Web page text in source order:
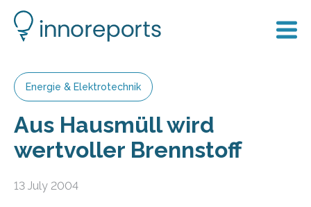
Energie & Elektrotechnik
Aus Hausmüll wird
wertvoller Brennstoff
13 July 2004